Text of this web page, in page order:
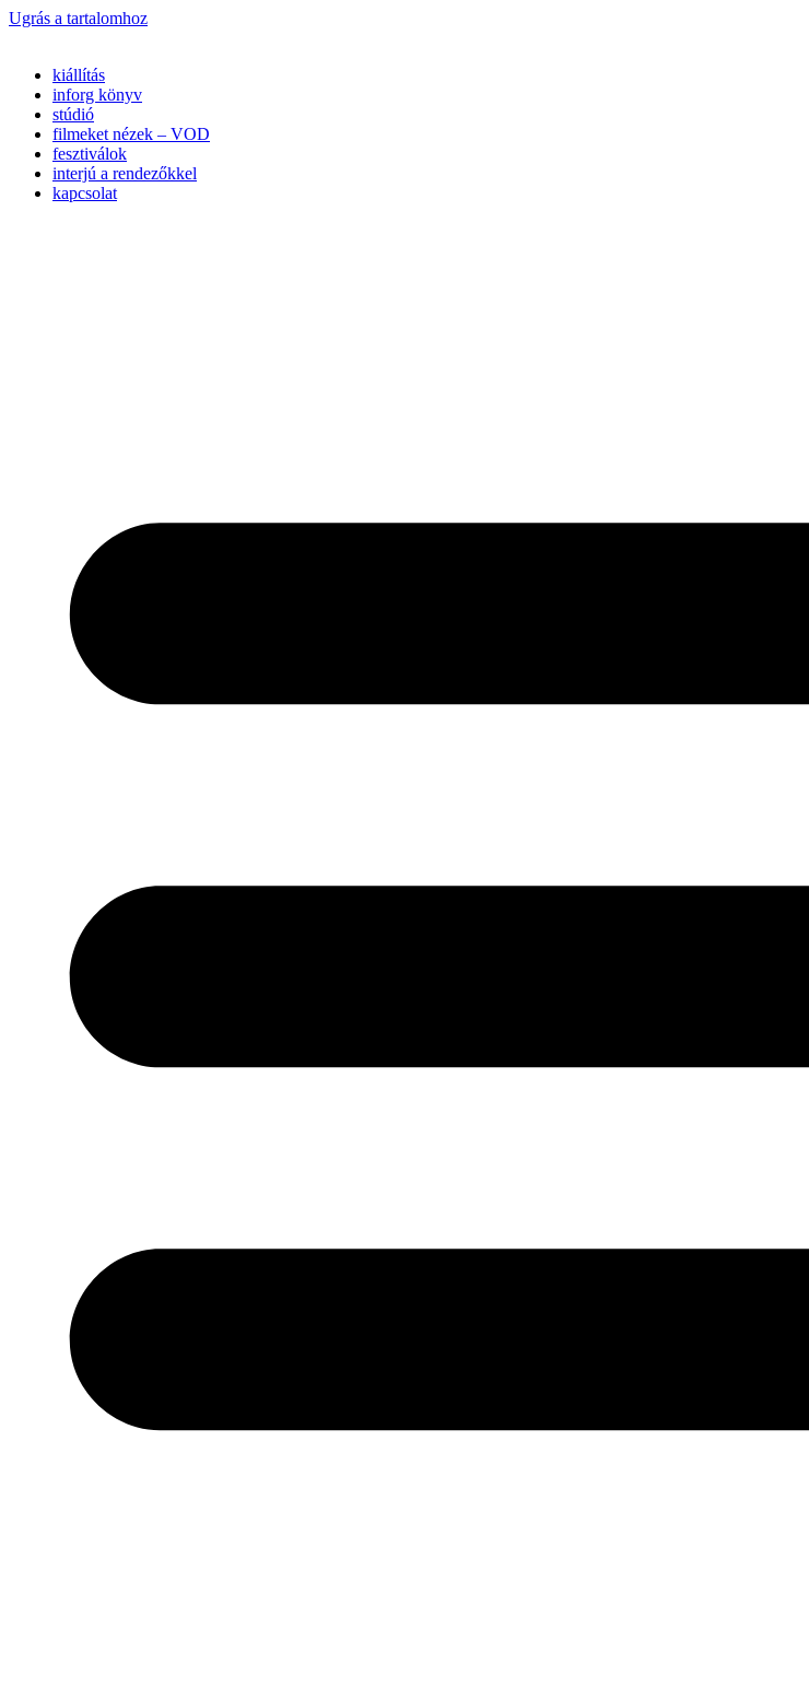
Ugrás a tartalomhoz
kiállítás
inforg könyv
stúdió
filmeket nézek – VOD
fesztiválok
interjú a rendezőkkel
kapcsolat